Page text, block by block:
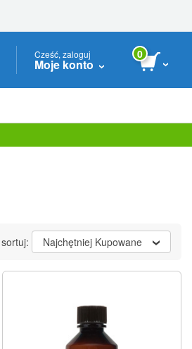
Cześć, zaloguj
Moje konto
0
sortuj: Najchętniej Kupowane